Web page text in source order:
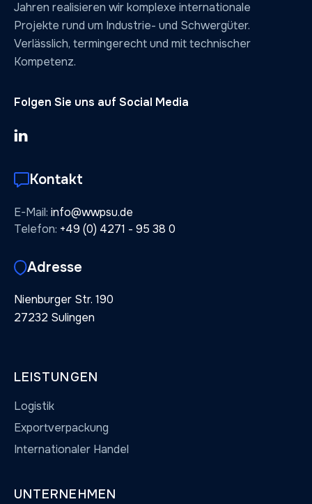
Jahren realisieren wir komplexe internationale
Projekte rund um Industrie- und Schwergüter.
Verlässlich, termingerecht und mit technischer
Kompetenz.
Folgen Sie uns auf Social Media

Kontakt
E-Mail: info@wwpsu.de
Telefon: +49 (0) 4271 - 95 38 0
Adresse
Nienburger Str. 190
27232 Sulingen
LEISTUNGEN
Logistik
Exportverpackung
Internationaler Handel
UNTERNEHMEN